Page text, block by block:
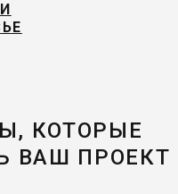
КОТОРЫЕ
ВАШ ПРОЕКТ